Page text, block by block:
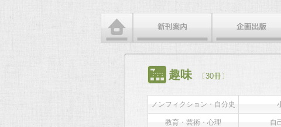
趣味 〔30冊〕
ノンフィクション・自分史
教育・芸術・心理 自